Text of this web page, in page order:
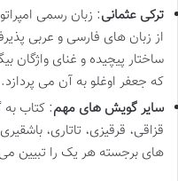
ترکی عثمانی: زبان رسمی
از زبان های فارسی و عربی
ساختار پیچیده و غنای واژگان
که جعفر اوغلو به آن می پردازد.
سایر گویش های مهم: کتاب به
قزاقی، قرقیزی، تاتاری،
های برجسته هر یک را تبیین